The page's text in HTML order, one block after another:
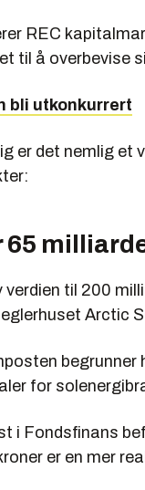
REC
til å overbevise
bli utkonkurrert
er det nemlig et
65
verdien til 200
Arctic
begrunner
for
i Fondsfinans
er en mer